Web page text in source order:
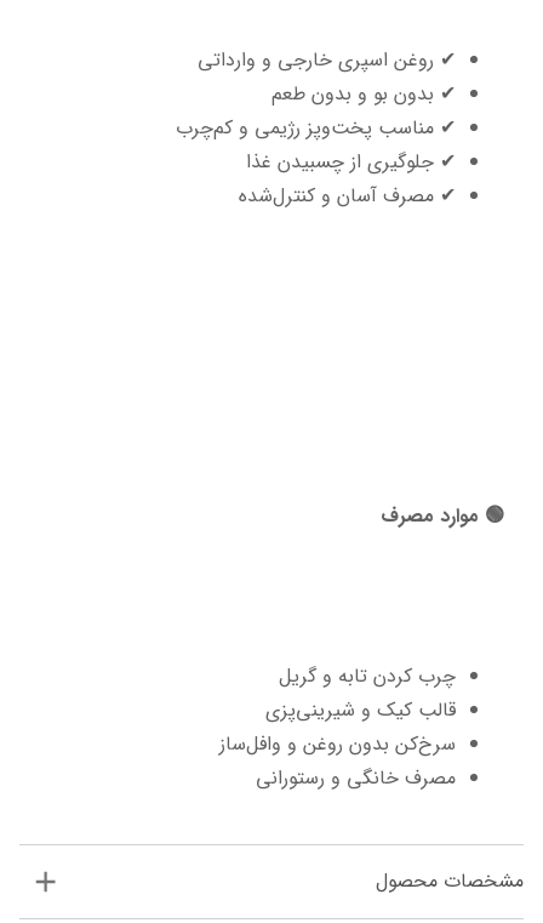
✔ روغن اسپری خارجی و وارداتی
✔ بدون بو و بدون طعم
✔ مناسب پخت‌وپز رژیمی و کم‌چرب
✔ جلوگیری از چسبیدن غذا
✔ مصرف آسان و کنترل‌شده
🟢 موارد مصرف
چرب کردن تابه و گریل
قالب کیک و شیرینی‌پزی
سرخ‌کن بدون روغن و وافل‌ساز
مصرف خانگی و رستورانی
مشخصات محصول